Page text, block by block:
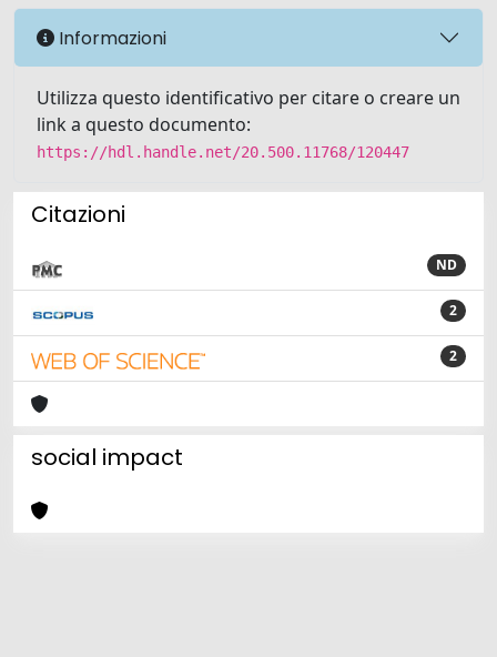
Informazioni
Utilizza questo identificativo per citare o creare un
link a questo documento:
https://hdl.handle.net/20.500.11768/120447
Citazioni
ND
2
2
social impact